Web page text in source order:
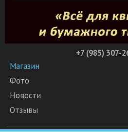
+7 (985) 307-
Магазин
Фото
Новости
Отзывы